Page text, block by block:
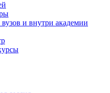
и внутри академии